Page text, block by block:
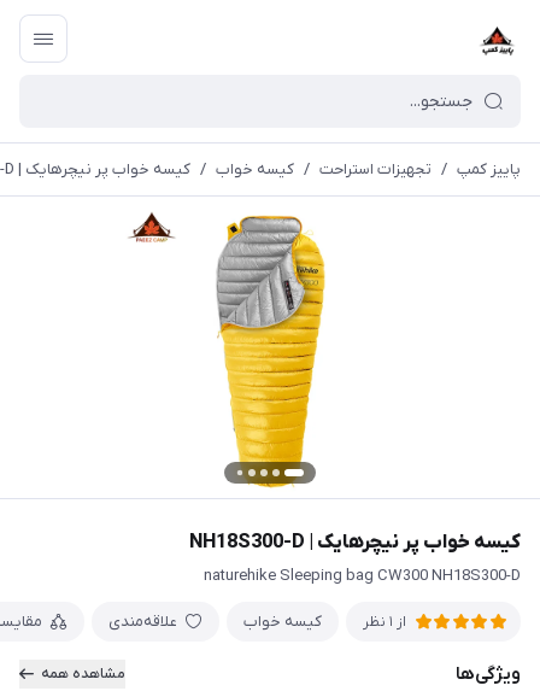
پاییز کمپ / تجهیزات استراحت / کیسه خواب / کیسه خواب پر نیچرهایک | NH18S300-D
کیسه خواب پر نیچرهایک | NH18S300-D
naturehike Sleeping bag CW300 NH18S300-D
از 1 نظر کیسه خواب علاقه‌مندی
ویژگی‌ها مشاهده همه